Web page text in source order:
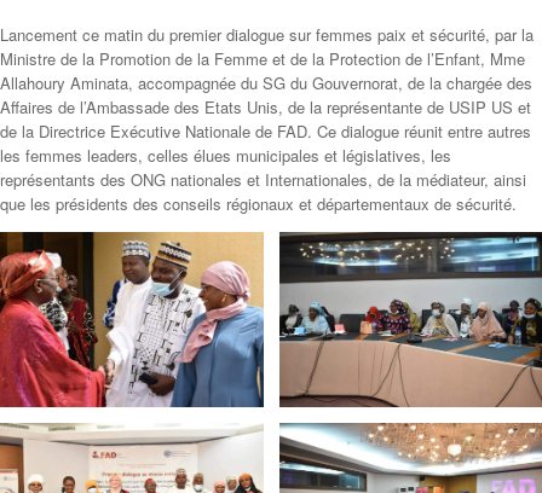
Lancement ce matin du premier dialogue sur femmes paix et sécurité, par la
Ministre de la Promotion de la Femme et de la Protection de l’Enfant, Mme
Allahoury Aminata, accompagnée du SG du Gouvernorat, de la chargée des
Affaires de l’Ambassade des Etats Unis, de la représentante de USIP US et
de la Directrice Exécutive Nationale de FAD. Ce dialogue réunit entre autres
les femmes leaders, celles élues municipales et législatives, les
représentants des ONG nationales et Internationales, de la médiateur, ainsi
que les présidents des conseils régionaux et départementaux de sécurité.